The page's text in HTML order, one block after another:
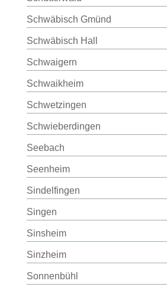
Schwäbisch Gmünd
Schwäbisch Hall
Schwaigern
Schwaikheim
Schwetzingen
Schwieberdingen
Seebach
Seenheim
Sindelfingen
Singen
Sinsheim
Sinzheim
Sonnenbühl